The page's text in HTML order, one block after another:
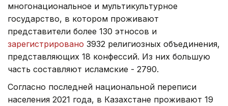
многонациональное и мультикультурное
государство, в котором проживают
представители более 130 этносов и
зарегистрировано 3932 религиозных объединения,
представляющих 18 конфессий. Из них большую
часть составляют исламские - 2790.
Согласно последней национальной переписи
населения 2021 года, в Казахстане проживают 19